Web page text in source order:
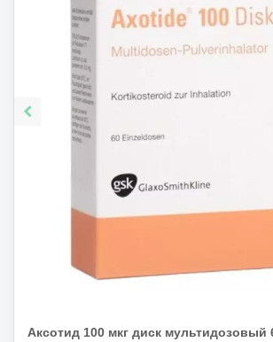
Аксотид 100 мкг диск мультидозовый